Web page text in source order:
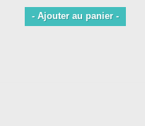
- Ajouter au panier -